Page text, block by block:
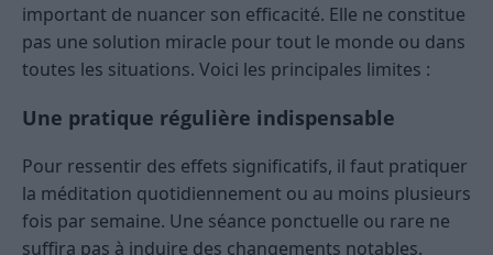
important de nuancer son efficacité. Elle ne constitue
pas une solution miracle pour tout le monde ou dans
toutes les situations. Voici les principales limites :
Une pratique régulière indispensable
Pour ressentir des effets significatifs, il faut pratiquer
la méditation quotidiennement ou au moins plusieurs
fois par semaine. Une séance ponctuelle ou rare ne
suffira pas à induire des changements notables.